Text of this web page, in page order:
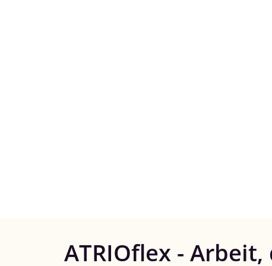
ATRIOflex -